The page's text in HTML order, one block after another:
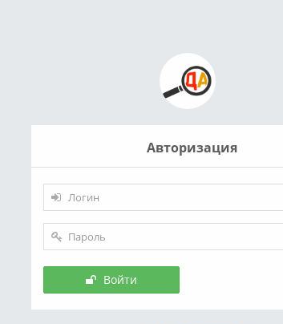
Авторизация
Войти